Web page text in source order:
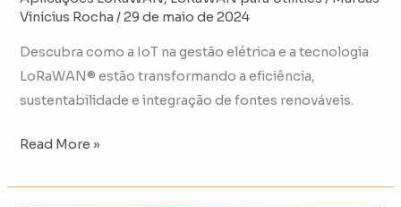
Vinícius Rocha/29 de maio de 2024
Descubra como a IoT na gestão elétrica e a tecnologia
LoRaWAN® estão transformando a eficiência,
sustentabilidade e integração de fontes renováveis.
Read More »